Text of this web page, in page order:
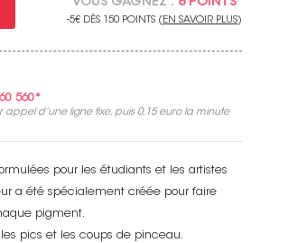
-5€ DÈS 150 POINTS ( EN SAVOIR PLUS)
560*
d’une ligne fixe, puis 0,15 eurola minute
pour les étudiants et les artistes
a été spécialement créée pour faire
pigment.
pics et les coups de pinceau.